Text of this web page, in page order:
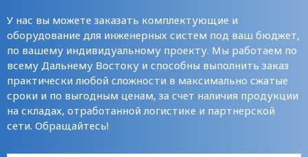
У нас вы можете заказать комплектующие и
оборудование для инженерных систем под ваш бюджет,
по вашему индивидуальному проекту. Мы работаем по
всему Дальнему Востоку и способны выполнить заказ
практически любой сложности в максимально сжатые
сроки и по выгодным ценам, за счет наличия продукции
на складах, отработанной логистике и партнерской
сети. Обращайтесь!